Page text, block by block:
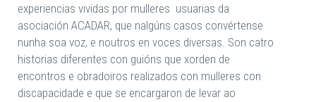
experiencias vividas por mulleres usuarias da
asociación ACADAR, que nalgúns casos convértense
nunha soa voz, e noutros en voces diversas. Son catro
historias diferentes con guións que xorden de
encontros e obradoiros realizados con mulleres con
discapacidade e que se encargaron de levar ao